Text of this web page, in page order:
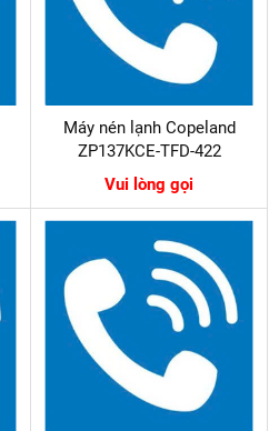
Máy nén lạnh Copeland
ZP137KCE-TFD-422
Vui lòng gọi